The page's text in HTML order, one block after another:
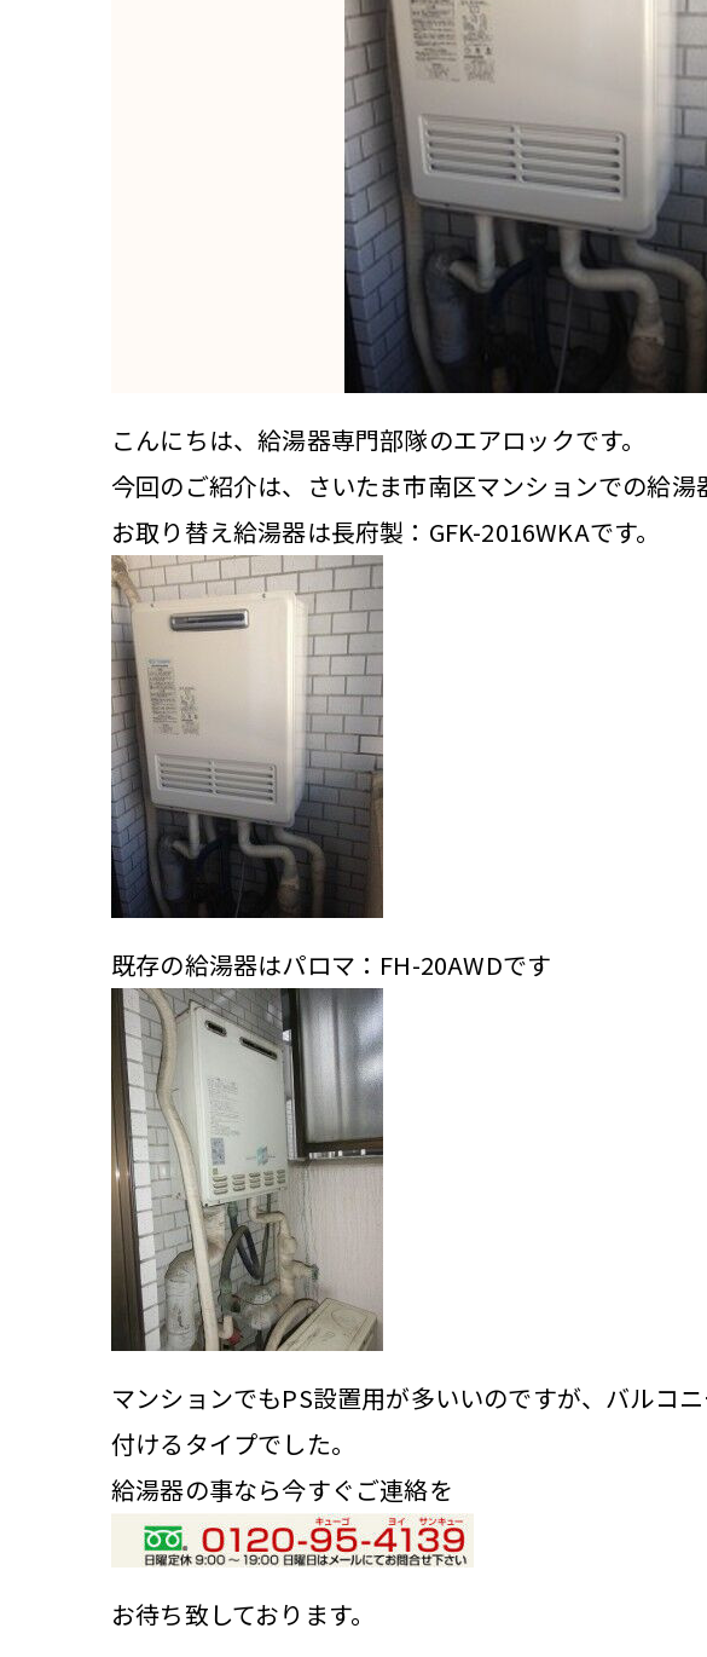
こんにちは、給湯器専門部隊のエアロックです。
今回のご紹介は、さいたま市南区マンションでの給湯
お取り替え給湯器は長府製：GFK-2016WKAです。
既存の給湯器はパロマ：FH-20AWDです
マンションでもPS設置用が多いいのですが、バルコ
付けるタイプでした。
給湯器の事なら今すぐご連絡を
お待ち致しております。